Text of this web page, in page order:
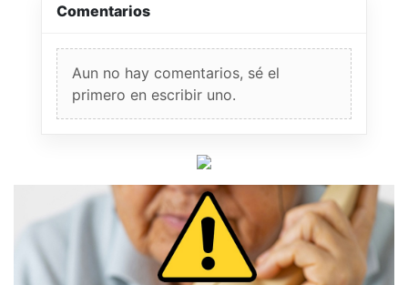
Comentarios
Aun no hay comentarios, sé el
primero en escribir uno.